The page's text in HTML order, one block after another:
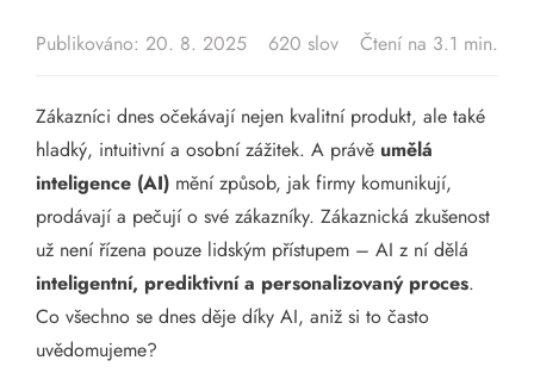
Blog
Kontakt
Publikováno: 20. 8. 2025 620 slov Čtení na 3.1 min.
Zákazníci dnes očekávají nejen kvalitní produkt, ale také
hladký, intuitivní a osobní zážitek. A právě umělá
inteligence (AI) mění způsob, jak firmy komunikují,
prodávají a pečují o své zákazníky. Zákaznická zkušenost
už není řízena pouze lidským přístupem – AI z ní dělá
inteligentní, prediktivní a personalizovaný proces.
Co všechno se dnes děje díky AI, aniž si to často
uvědomujeme?